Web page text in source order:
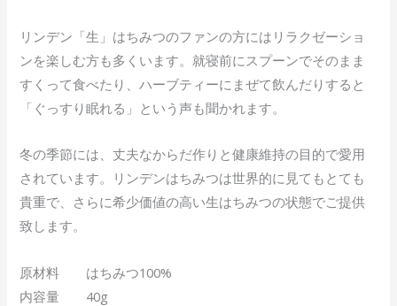
リンデン「生」はちみつのファンの方にはリラクゼーショ
ンを楽しむ方も多くいます。就寝前にスプーンでそのまま
すくって食べたり、ハーブティーにまぜて飲んだりすると
「ぐっすり眠れる」という声も聞かれます。
冬の季節には、丈夫なからだ作りと健康維持の目的で愛用
されています。リンデンはちみつは世界的に見てもとても
貴重で、さらに希少価値の高い生はちみつの状態でご提供
致します。
原材料 はちみつ100%
内容量 40g